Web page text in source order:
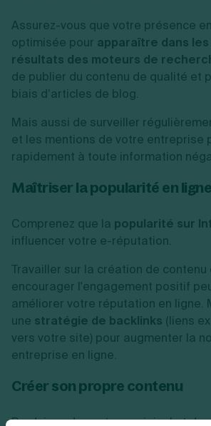
Assurez-vous que votre présence
optimisée pour apparaître dans
résultats des moteurs de
de publier du contenu de qualité et
biais d’articles de blog.
Mais aussi de surveiller
et les mentions de votre entreprise
rapidement à toute information
Maîtriser la popularité en
Comprenez que la popularité sur
influencer votre e-réputation.
Travailler sur la création de
encourager l'engagement positif
améliorer votre réputation en ligne.
une stratégie de backlinks (liens
vers votre site) pour augmenter la
entreprise en ligne.
Créer son propre contenu
Produisez du contenu original et de